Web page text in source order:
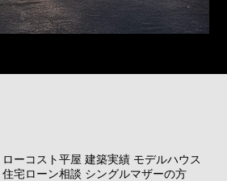
ローコスト平屋 建築実績 モデルハウス
住宅ローン相談 シングルマザーの方